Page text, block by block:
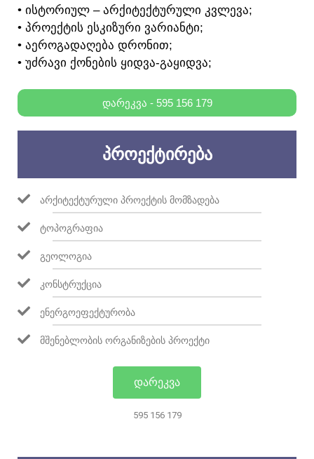
• ᲘᲡᲢᲝᲠᲘᲣᲚ – ᲐᲠᲥᲘᲢᲔᲥᲢᲣᲠᲣᲚᲘ ᲙᲕᲚᲔᲕᲐ;
• ᲞᲠᲝᲔᲥᲢᲘᲡ ᲔᲡᲙᲘᲖᲣᲠᲘ ᲕᲐᲠᲘᲐᲜᲢᲘ;
• ᲐᲔᲠᲝᲒᲐᲓᲐᲦᲔᲑᲐ ᲓᲠᲝᲜᲘᲗ;
• ᲣᲫᲠᲐᲕᲘ ᲥᲝᲜᲔᲑᲘᲡ ᲧᲘᲓᲕᲐ-ᲒᲐᲧᲘᲓᲕᲐ;
ᲓᲐᲠᲔᲙᲕᲐ - 595 156 179
ᲞᲠᲝᲔᲥᲢᲘᲠᲔᲑᲐ
ᲐᲠᲥᲘᲢᲔᲥᲢᲣᲠᲣᲚᲘ ᲞᲠᲝᲔᲥᲢᲘᲡ ᲛᲝᲛᲖᲐᲓᲔᲑᲐ
ᲢᲝᲞᲝᲒᲠᲐᲤᲘᲐ
ᲒᲔᲝᲚᲝᲒᲘᲐ
ᲙᲝᲜᲡᲢᲠᲣᲥᲪᲘᲐ
ᲔᲜᲔᲠᲒᲝᲔᲤᲔᲥᲢᲣᲠᲝᲑᲐ
ᲛᲨᲔᲜᲔᲑᲚᲝᲑᲘᲡ ᲝᲠᲒᲐᲜᲘᲖᲔᲑᲘᲡ ᲞᲠᲝᲔᲥᲢᲘ
ᲓᲐᲠᲔᲙᲕᲐ
595 156 179